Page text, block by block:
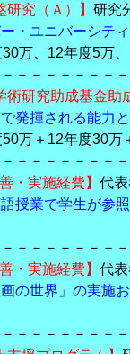
研究（Ａ）】 研究
ー・ユニバーシテ
5万、１３
－－－－－－－
術研究助成基金
で発揮される能力
度30万＋13
－－－－－－－
・実施経費】 代
語授業で学生が参
－－－－－－－
・実施経費】 代
画の世界」の実施
－－－－－－－